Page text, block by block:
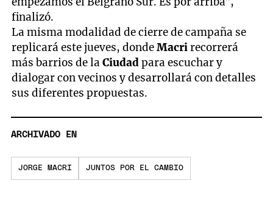
finalizó.
La misma modalidad de cierre de campaña se
replicará este jueves, dondeMacrirecorrerá
más barrios de laCiudadpara escuchar y
dialogar con vecinos y desarrollará con detalles
sus diferentes propuestas.
ARCHIVADO EN
JORGE MACRI JUNTOS POR EL CAMBIO